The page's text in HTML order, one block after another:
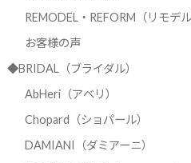
REMODEL・REFORM（リモデ
お客様の声
◆BRIDAL（ブライダル）
AbHeri（アベリ）
Chopard（ショパール）
DAMIANI（ダミアーニ）